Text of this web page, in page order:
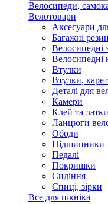
Велосипеди,
Велотовари
Аксесуари
Багажні
Велосипедні
Велосипедні
Втулки
Втулки,
Деталі для
Камери
Клей та латки
Ланцюги
Ободи
Підшипники
Педалі
Покришки
Сидіння
Спиці, зірки
Все для пікніка